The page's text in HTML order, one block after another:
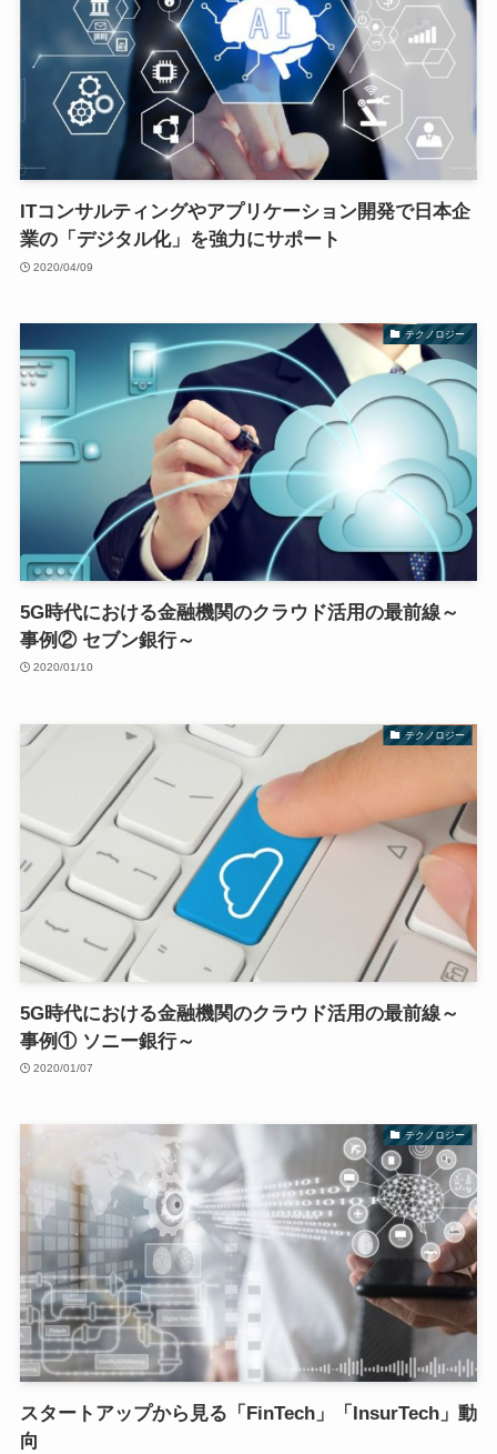
ITコンサルティングやアプリケーション開発で日本企
業の「デジタル化」を強力にサポート
2020/04/09
テクノロジー
5G時代における金融機関のクラウド活用の最前線～
事例② セブン銀行～
2020/01/10
テクノロジー
5G時代における金融機関のクラウド活用の最前線～
事例① ソニー銀行～
2020/01/07
テクノロジー
スタートアップから見る「FinTech」「InsurTech」動
向